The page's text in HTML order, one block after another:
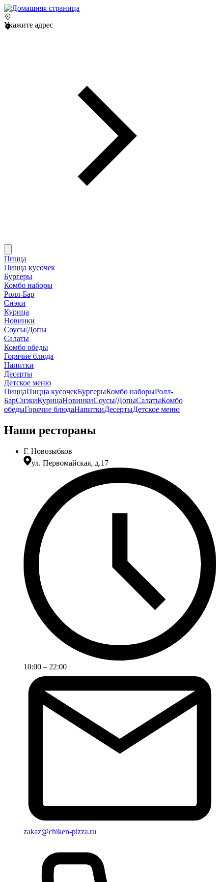
Укажите адрес
Пицца
Пицца кусочек
Бургеры
Комбо наборы
Ролл-Бар
Снэки
Курица
Новинки
Соусы/Допы
Салаты
Комбо обеды
Горячие блюда
Напитки
Десерты
Детское меню
ПиццаПицца кусочекБургерыКомбо наборыРолл-
БарСнэкиКурицаНовинкиСоусы/ДопыСалатыКомбо
обедыГорячие блюдаНапиткиДесертыДетское меню
Наши рестораны
Г. Новозыбков
ул. Первомайская, д.17
10:00 – 22:00
zakaz@chiken-pizza.ru